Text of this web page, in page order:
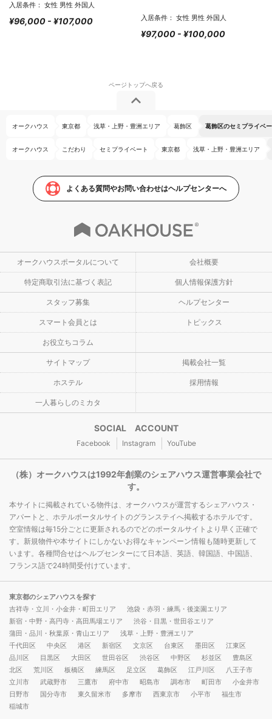
入居条件： 女性 男性 外国人
¥96,000 - ¥107,000 入居条件： 女性 男性 外国人
¥97,000 - ¥100,000
オークハウス 東京都 浅草・上野・豊洲エリア 葛飾区 葛飾区のセミプライベ
オークハウス こだわり セミプライベート 東京都 浅草・上野・豊洲エリア
よくある質問やお問い合わせはヘルプセンターへ
オークハウスポータルについて 会社概要
特定商取引法に基づく表記 個人情報保護方針
スタッフ募集 ヘルプセンター
スマート会員とは トピックス
お役立ちコラム
サイトマップ 掲載会社一覧
ホステル 採用情報
一人暮らしのミカタ
SOCIAL ACCOUNT
Facebook Instagram YouTube
（株）オークハウスは1992年創業のシェアハウス運営事業会社で
す。
本サイトに掲載されている物件は、オークハウスが運営するシェアハウス・
アパートと、ホテルポータルサイトのグランステイへ掲載するホテルです。
空室情報は毎15分ごとに更新されるのでどのポータルサイトより早く正確で
す。新規物件や本サイトにしかないお得なキャンペーン情報も随時更新して
います。各種問合せはヘルプセンターにて日本語、英語、韓国語、中国語、
フランス語で24時間受付けています。
東京都のシェアハウスを探す
吉祥寺・立川・小金井・町田エリア
池袋・赤羽・練馬・後楽園エリア
新宿・中野・高円寺・高田馬場エリア
渋谷・目黒・世田谷エリア
蒲田・品川・秋葉原・青山エリア
浅草・上野・豊洲エリア
千代田区
中央区 港区 新宿区 文京区 台東区 墨田区
江東区
品川区
目黒区 大田区 世田谷区 渋谷区 中野区 杉並区
豊島区
北区
荒川区 板橋区 練馬区 足立区 葛飾区 江戸川区
八王子市
立川市
武蔵野市 三鷹市 府中市 昭島市 調布市 町田市
小金井市
日野市
国分寺市 東久留米市 多摩市 西東京市 小平市
福生市
稲城市